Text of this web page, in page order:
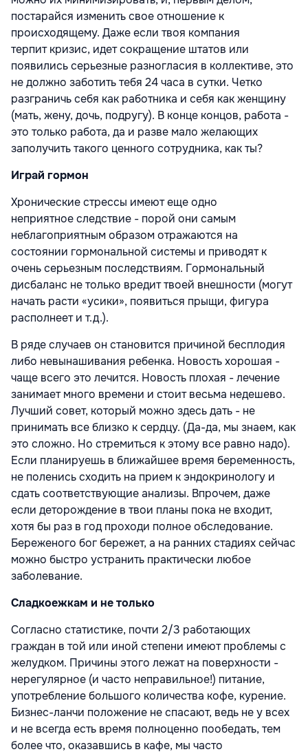
постарайся изменить свое отношение к
происходящему. Даже если твоя компания
терпит кризис, идет сокращение штатов или
появились серьезные разногласия в коллективе, это
не должно заботить тебя 24 часа в сутки. Четко
разграничь себя как работника и себя как женщину
(мать, жену, дочь, подругу). В конце концов, работа -
это только работа, да и разве мало желающих
заполучить такого ценного сотрудника, как ты?
Играй гормон
Хронические стрессы имеют еще одно
неприятное следствие - порой они самым
неблагоприятным образом отражаются на
состоянии гормональной системы и приводят к
очень серьезным последствиям. Гормональный
дисбаланс не только вредит твоей внешности (могут
начать расти «усики», появиться прыщи, фигура
располнеет и т.д.).
В ряде случаев он становится причиной бесплодия
либо невынашивания ребенка. Новость хорошая -
чаще всего это лечится. Новость плохая - лечение
занимает много времени и стоит весьма недешево.
Лучший совет, который можно здесь дать - не
принимать все близко к сердцу. (Да-да, мы знаем, как
это сложно. Но стремиться к этому все равно надо).
Если планируешь в ближайшее время беременность,
не поленись сходить на прием к эндокринологу и
сдать соответствующие анализы. Впрочем, даже
если деторождение в твои планы пока не входит,
хотя бы раз в год проходи полное обследование.
Береженого бог бережет, а на ранних стадиях сейчас
можно быстро устранить практически любое
заболевание.
Сладкоежкам и не только
Согласно статистике, почти 2/3 работающих
граждан в той или иной степени имеют проблемы с
желудком. Причины этого лежат на поверхности -
нерегулярное (и часто неправильное!) питание,
употребление большого количества кофе, курение.
Бизнес-ланчи положение не спасают, ведь не у всех
и не всегда есть время полноценно пообедать, тем
более что, оказавшись в кафе, мы часто